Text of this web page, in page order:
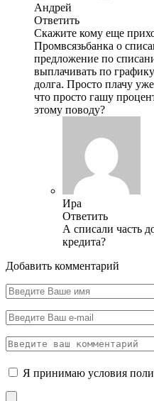
Андрей
Ответить
Скажите кому еще
Промвсязьбанка о
предложение по
выплачивать по
долга. Просто плачу
что просто гашу
этому поводу?
Ира
Ответить
А списали часть
кредита?
Добавить комментарий
Я принимаю условия